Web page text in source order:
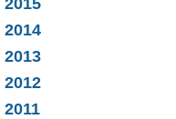
2015
2014
2013
2012
2011